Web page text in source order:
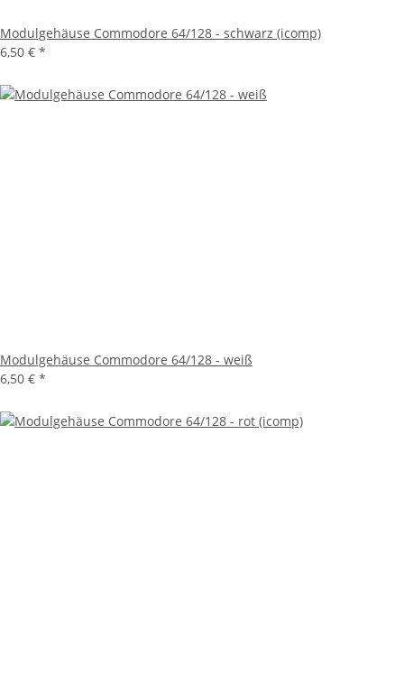
Modulgehäuse Commodore 64/128 - schwarz (icomp)
6,50 € *
Modulgehäuse Commodore 64/128 - weiß
6,50 € *